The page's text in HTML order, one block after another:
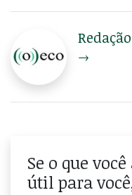
→
Se o que
útil para